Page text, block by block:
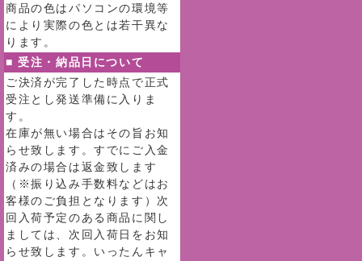
商品の色はパソコンの環境等
により実際の色とは若干異な
ります。
■ 受注・納品日について
ご決済が完了した時点で正式
受注とし発送準備に入りま
す。
在庫が無い場合はその旨お知
らせ致します。すでにご入金
済みの場合は返金致します
（※振り込み手数料などはお
客様のご負担となります）次
回入荷予定のある商品に関し
ましては、次回入荷日をお知
らせ致します。いったんキャ